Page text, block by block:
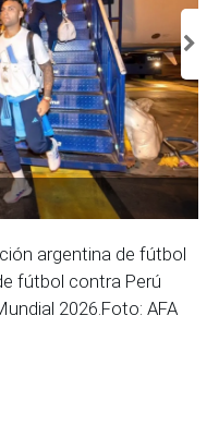
argentina de fútbol
fútbol contra Perú
2026.Foto: AFA